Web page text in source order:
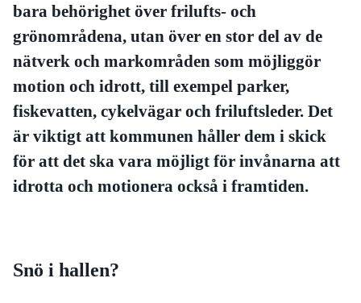
bara behörighet över frilufts- och
grönområdena, utan över en stor del av de
nätverk och markområden som möjliggör
motion och idrott, till exempel parker,
fiskevatten, cykelvägar och friluftsleder. Det
är viktigt att kommunen håller dem i skick
för att det ska vara möjligt för invånarna att
idrotta och motionera också i framtiden.
Snö i hallen?